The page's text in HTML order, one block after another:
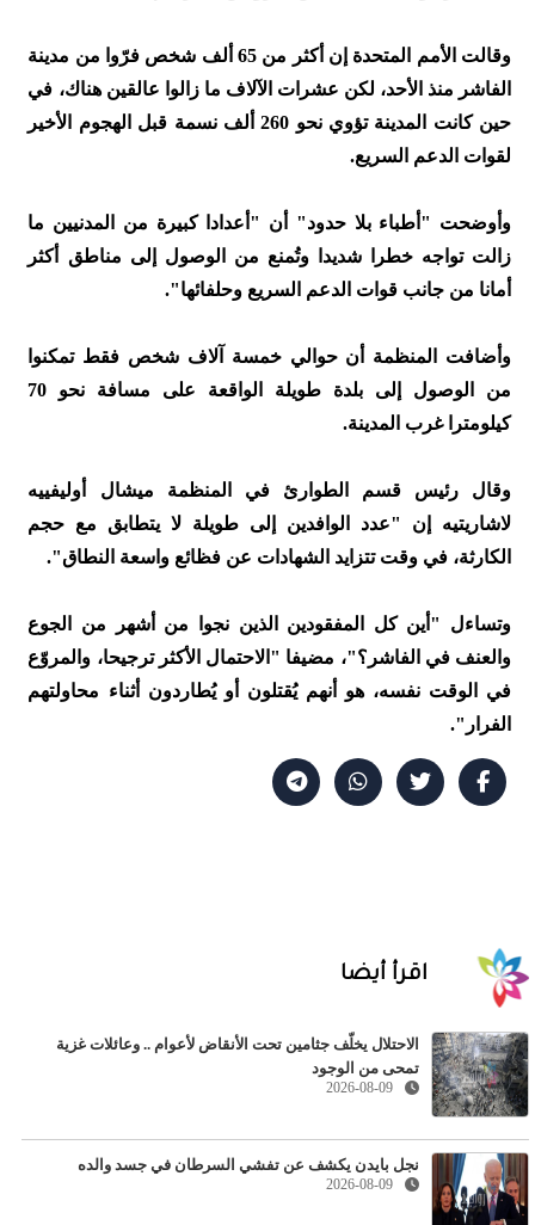
وقالت الأمم المتحدة إن أكثر من 65 ألف شخص فرّوا من مدينة
الفاشر منذ الأحد، لكن عشرات الآلاف ما زالوا عالقين هناك، في
حين كانت المدينة تؤوي نحو 260 ألف نسمة قبل الهجوم الأخير
لقوات الدعم السريع.
وأوضحت "أطباء بلا حدود" أن "أعدادا كبيرة من المدنيين ما
زالت تواجه خطرا شديدا وتُمنع من الوصول إلى مناطق أكثر
أمانا من جانب قوات الدعم السريع وحلفائها".
وأضافت المنظمة أن حوالي خمسة آلاف شخص فقط تمكنوا
من الوصول إلى بلدة طويلة الواقعة على مسافة نحو 70
كيلومترا غرب المدينة.
وقال رئيس قسم الطوارئ في المنظمة ميشال أوليفييه
لاشاريتيه إن "عدد الوافدين إلى طويلة لا يتطابق مع حجم
الكارثة، في وقت تتزايد الشهادات عن فظائع واسعة النطاق".
وتساءل "أين كل المفقودين الذين نجوا من أشهر من الجوع
والعنف في الفاشر؟"، مضيفا "الاحتمال الأكثر ترجيحا، والمروّع
في الوقت نفسه، هو أنهم يُقتلون أو يُطاردون أثناء محاولتهم
الفرار".
اقرأ أيضا
الاحتلال يخلّف جثامين تحت الأنقاض لأعوام .. وعائلات غزية
تمحى من الوجود
2026-08-09
نجل بايدن يكشف عن تفشي السرطان في جسد والده
2026-08-09